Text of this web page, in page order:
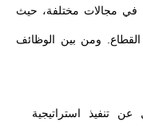
في مجالات مختلفة، حيث
ومن بين الوظائف
تنفيذ استراتيجية